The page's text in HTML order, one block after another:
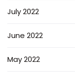
July 2022
June 2022
May 2022